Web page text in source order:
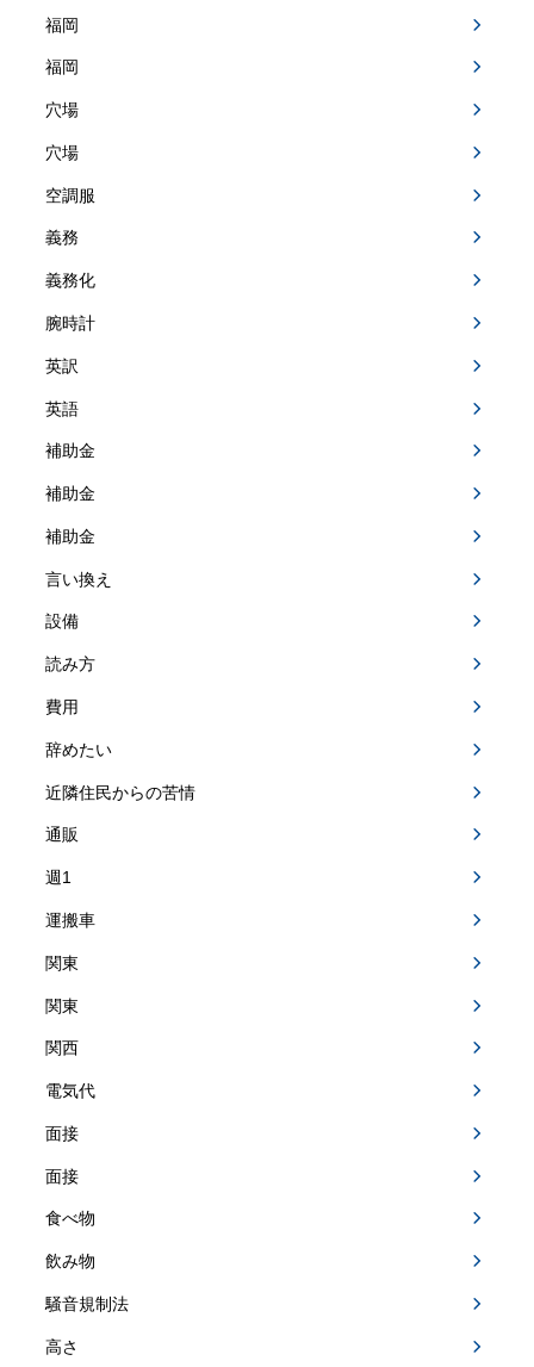
福岡
福岡
穴場
穴場
空調服
義務
義務化
腕時計
英訳
英語
補助金
補助金
補助金
言い換え
設備
読み方
費用
辞めたい
近隣住民からの苦情
通販
週1
運搬車
関東
関東
関西
電気代
面接
面接
食べ物
飲み物
騒音規制法
高さ